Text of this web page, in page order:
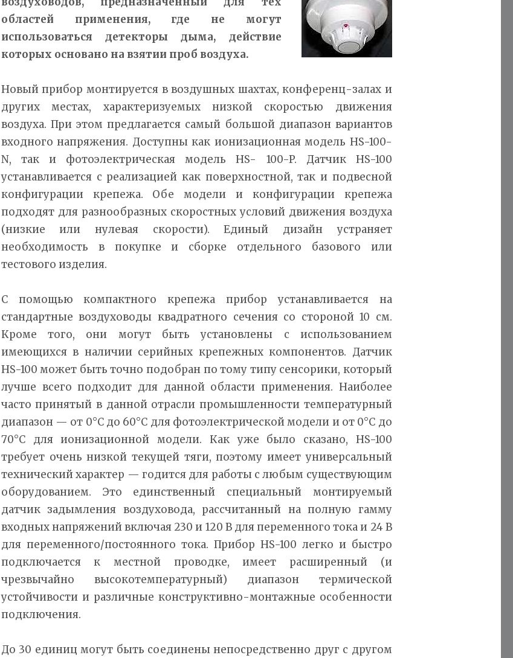
областей применения, где не могут
использоваться детекторы дыма, действие
которых основано на взятии проб воздуха.
Новый прибор монтируется в воздушных шахтах, конференц-залах и
других местах, характеризуемых низкой скоростью движения
воздуха. При этом предлагается самый большой диапазон вариантов
входного напряжения. Доступны как ионизационная модель HS-100-
N, так и фотоэлектрическая модель HS- 100-P. Датчик HS-100
устанавливается с реализацией как поверхностной, так и подвесной
конфигурации крепежа. Обе модели и конфигурации крепежа
подходят для разнообразных скоростных условий движения воздуха
(низкие или нулевая скорости). Единый дизайн устраняет
необходимость в покупке и сборке отдельного базового или
тестового изделия.
С помощью компактного крепежа прибор устанавливается на
стандартные воздуховоды квадратного сечения со стороной 10 см.
Кроме того, они могут быть установлены с использованием
имеющихся в наличии серийных крепежных компонентов. Датчик
HS-100 может быть точно подобран по тому типу сенсорики, который
лучше всего подходит для данной области применения. Наиболее
часто принятый в данной отрасли промышленности температурный
диапазон — от 0°С до 60°С для фотоэлектрической модели и от 0°С до
70°С для ионизационной модели. Как уже было сказано, HS-100
требует очень низкой текущей тяги, поэтому имеет универсальный
технический характер — годится для работы с любым существующим
оборудованием. Это единственный специальный монтируемый
датчик задымления воздуховода, рассчитанный на полную гамму
входных напряжений включая 230 и 120 В для переменного тока и 24 В
для переменного/постоянного тока. Прибор HS-100 легко и быстро
подключается к местной проводке, имеет расширенный (и
чрезвычайно высокотемпературный) диапазон термической
устойчивости и различные конструктивно-монтажные особенности
подключения.
До 30 единиц могут быть соединены непосредственно друг с другом